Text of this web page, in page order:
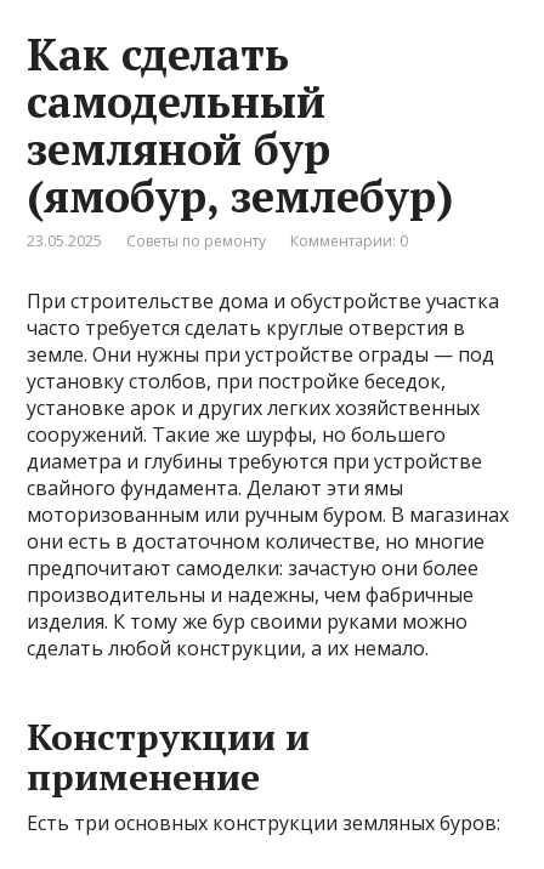
Как сделать
самодельный
земляной бур
(ямобур, землебур)
23.05.2025 Советы по ремонту Комментарии: 0
При строительстве дома и обустройстве участка
часто требуется сделать круглые отверстия в
земле. Они нужны при устройстве ограды — под
установку столбов, при постройке беседок,
установке арок и других легких хозяйственных
сооружений. Такие же шурфы, но большего
диаметра и глубины требуются при устройстве
свайного фундамента. Делают эти ямы
моторизованным или ручным буром. В магазинах
они есть в достаточном количестве, но многие
предпочитают самоделки: зачастую они более
производительны и надежны, чем фабричные
изделия. К тому же бур своими руками можно
сделать любой конструкции, а их немало.
Конструкции и
применение
Есть три основных конструкции земляных буров: